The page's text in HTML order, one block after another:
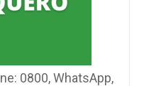
0800, WhatsApp,